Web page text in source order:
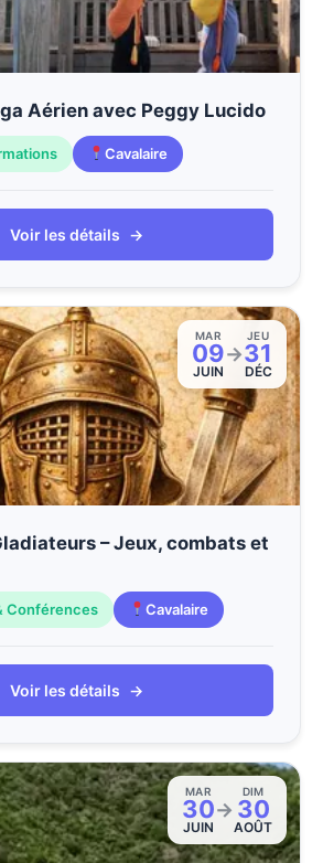
Aérien avec Peggy Lucido
Cavalaire
Voir les détails →
MAR
09
JUIN
→
JEU
31
DÉC
– Jeux, combats et
Conférences Cavalaire
Voir les détails →
MAR
30
JUIN
→
DIM
30
AOÛT